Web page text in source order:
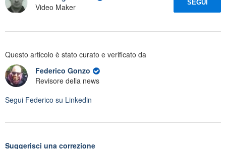
Video Maker
SEGUI
Questo articolo è stato curato e verificato da
Federico Gonzo
Revisore della news
Segui Federico su Linkedin
Suggerisci una correzione